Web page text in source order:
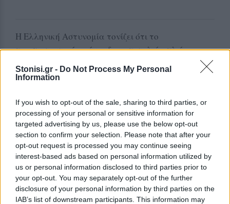
Stonisi.gr - Do Not Process My Personal
Information
If you wish to opt-out of the sale, sharing to third parties, or
processing of your personal or sensitive information for
targeted advertising by us, please use the below opt-out
section to confirm your selection. Please note that after your
opt-out request is processed you may continue seeing
interest-based ads based on personal information utilized by
us or personal information disclosed to third parties prior to
your opt-out. You may separately opt-out of the further
disclosure of your personal information by third parties on the
IAB’s list of downstream participants. This information may
Η Ελληνική Αστυνομία τονίζει ότι το
προστατευτικό κράνος δεν αποτελεί απλώς μια
τυπική υποχρέωση, αλλά βασικό μέτρο
προστασίας της ανθρώπινης ζωής.
«Το προστατευτικό κράνος δεν είναι απλώς μια
υποχρέωση, είναι πράξη προσωπικής ευθύνης και
συλλογικής ωριμότητας. Το κράνος είναι θέμα
ζωής», αναφέρεται χαρακτηριστικά στην
ανακοίνωση.
Δείτε περισσότερα άρθρα μας στα αποτελέσματα
αναζήτησης